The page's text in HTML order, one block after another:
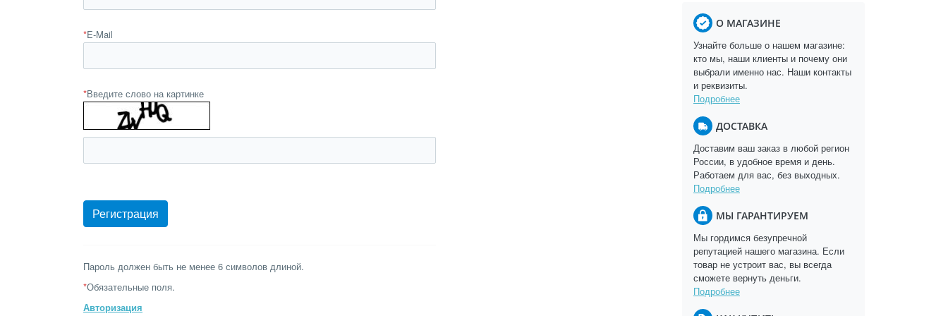
*E-Mail
*Введите слово на картинке
Пароль должен быть не менее 6 символов длиной.
*Обязательные поля.
Авторизация
О МАГАЗИНЕ
Узнайте больше о нашем магазине:
кто мы, наши клиенты и почему они
выбрали именно нас. Наши контакты
и реквизиты.
Подробнее
ДОСТАВКА
Доставим ваш заказ в любой регион
России, в удобное время и день.
Работаем для вас, без выходных.
Подробнее
МЫ ГАРАНТИРУЕМ
Мы гордимся безупречной
репутацией нашего магазина. Если
товар не устроит вас, вы всегда
сможете вернуть деньги.
Подробнее